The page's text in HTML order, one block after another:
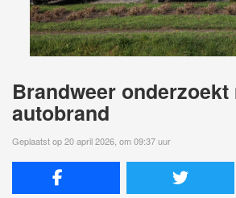
Brandweer
autobrand
Geplaatst op 20 april 2026, om 09:37 uur